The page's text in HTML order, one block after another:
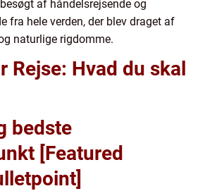
af håndelsrejsende og
fra hele verden, der blev draget af
naturlige rigdomme.
Rejse: Hvad du skal
bedste
[Featured